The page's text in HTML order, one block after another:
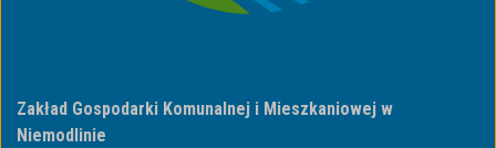
Zakład Gospodarki Komunalnej i Mieszkaniowej w
Niemodlinie